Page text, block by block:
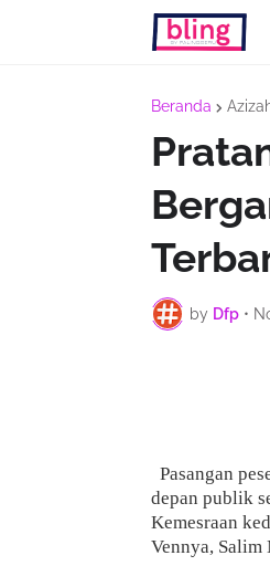
Beranda
by Dfp •
Pasangan
depan publik
Kemesraan
Vennya, Salim